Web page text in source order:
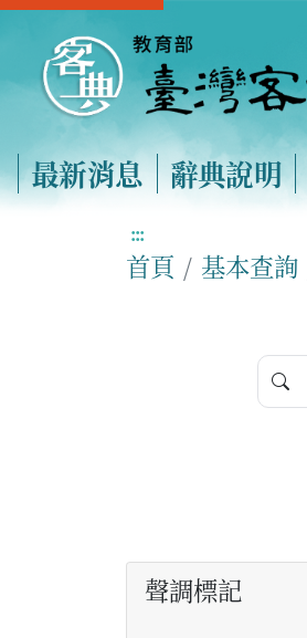
最新消息 辭典說明
:::
首頁 基本查詢
聲調標記